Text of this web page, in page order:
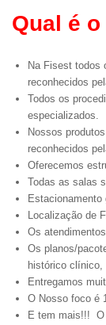
Qual é
Na Fisest todos
reconhecidos
Todos os
especializados.
Nossos
reconhecidos
Oferecemos
Todas as salas
Localização de
Os
Os planos/
histórico clínico,
Entregamos
O Nosso foco é
E tem mais!!! O